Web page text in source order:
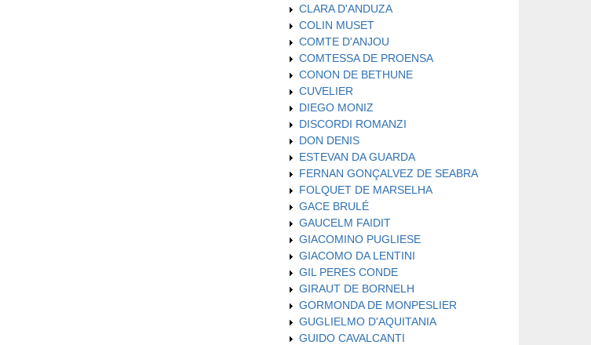
CLARA D'ANDUZA
COLIN MUSET
COMTE D'ANJOU
COMTESSA DE PROENSA
CONON DE BETHUNE
CUVELIER
DIEGO MONIZ
DISCORDI ROMANZI
DON DENIS
ESTEVAN DA GUARDA
FERNAN GONÇALVEZ DE SEABRA
FOLQUET DE MARSELHA
GACE BRULÉ
GAUCELM FAIDIT
GIACOMINO PUGLIESE
GIACOMO DA LENTINI
GIL PERES CONDE
GIRAUT DE BORNELH
GORMONDA DE MONPESLIER
GUGLIELMO D'AQUITANIA
GUIDO CAVALCANTI